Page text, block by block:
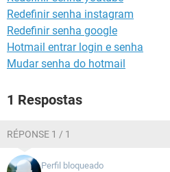
Redefinir senha instagram
Redefinir senha google
Hotmail entrar login e senha
Mudar senha do hotmail
1 Respostas
RÉPONSE 1 / 1
Perfil bloqueado